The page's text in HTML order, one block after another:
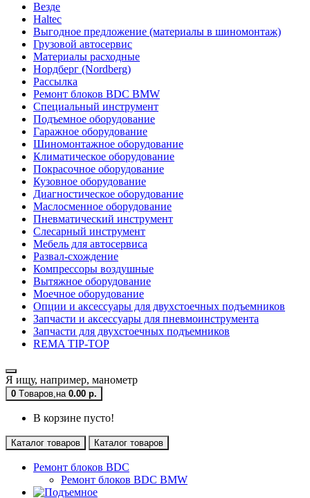
Везде
Haltec
Выгодное предложение (материалы в шиномонтаж)
Грузовой автосервис
Материалы расходные
Нордберг (Nordberg)
Рассылка
Ремонт блоков BDC BMW
Специальный инструмент
Подъемное оборудование
Гаражное оборудование
Шиномонтажное оборудование
Климатическое оборудование
Покрасочное оборудование
Кузовное оборудование
Диагностическое оборудование
Маслосменное оборудование
Пневматический инструмент
Слесарный инструмент
Мебель для автосервиса
Развал-схождение
Компрессоры воздушные
Вытяжное оборудование
Моечное оборудование
Опции и аксессуары для двухстоечных подъемников
Запчасти и аксессуары для пневмоинструмента
Запчасти для двухстоечных подъемников
REMA TIP-TOP
Я ищу, например, манометр
0 Tоваров,на 0.00 р.
В корзине пусто!
Каталог товаров Каталог товаров
Ремонт блоков BDC
Ремонт блоков BDC BMW